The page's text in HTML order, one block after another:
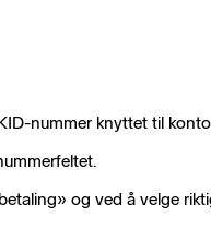
nummer knyttet til
og ved å velge